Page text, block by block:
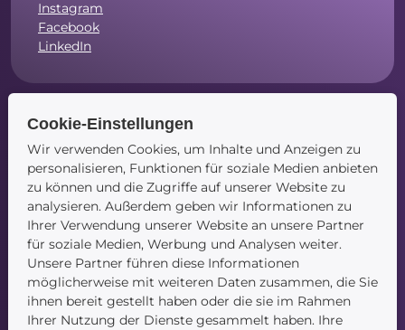
Instagram
Facebook
LinkedIn
Navigation
Startseite
Blog
Kontakt
Cookie-Einstellungen
Wir verwenden Cookies, um Inhalte und Anzeigen zu
personalisieren, Funktionen für soziale Medien anbieten
zu können und die Zugriffe auf unserer Website zu
analysieren. Außerdem geben wir Informationen zu
Ihrer Verwendung unserer Website an unsere Partner
für soziale Medien, Werbung und Analysen weiter.
Unsere Partner führen diese Informationen
möglicherweise mit weiteren Daten zusammen, die Sie
ihnen bereit gestellt haben oder die sie im Rahmen
Ihrer Nutzung der Dienste gesammelt haben. Ihre